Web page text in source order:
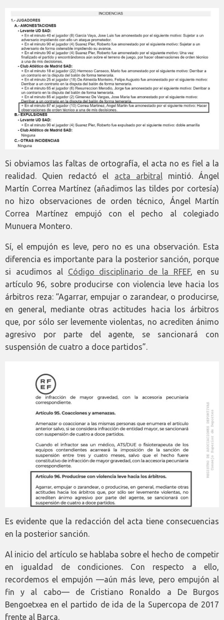
Si obviamos las faltas de ortografía, el acta no es fiel a la
realidad. Quien redactó el acta arbitralmintió. Ángel
Martín Correa Martínez (añadimos las tildes por cortesía)
no hizo observaciones de orden técnico, Ángel Martín
Correa Martínez empujó con el pecho al colegiado
Munuera Montero.
Sí, el empujón es leve, pero no es una observación. Esta
diferencia es importante para la posterior sanción, porque
si acudimos al Código disciplinario de la RFEF, en su
artículo 96, sobre producirse con violencia leve hacia los
árbitros reza: “Agarrar, empujar o zarandear, o producirse,
en general, mediante otras actitudes hacia los árbitros
que, por sólo ser levemente violentas, no acrediten ánimo
agresivo por parte del agente, se sancionará con
suspensión de cuatro a doce partidos”.
Es evidente que la redacción del acta tiene consecuencias
en la posterior sanción.
Al inicio del artículo se hablaba sobre el hecho de competir
en igualdad de condiciones. Con respecto a ello,
recordemos el empujón —aún más leve, pero empujón al
fin y al cabo— de Cristiano Ronaldo a De Burgos
Bengoetxea en el partido de ida de la Supercopa de 2017
frente al Barça.